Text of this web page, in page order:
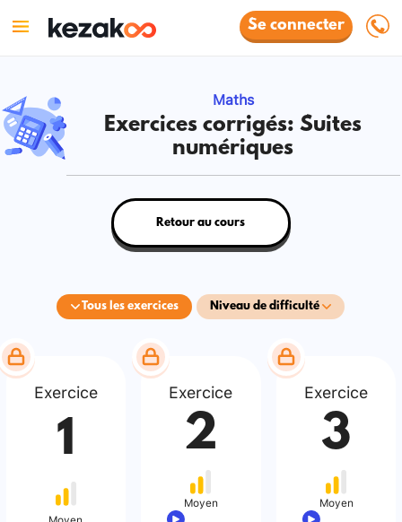
Se connecter
Maths
Exercices corrigés: Suites
numériques
Tous les exercices Niveau de difficulté
Retour au cours
Exercice
1
Exercice
2
Moyen
Exercice
3
Moyen